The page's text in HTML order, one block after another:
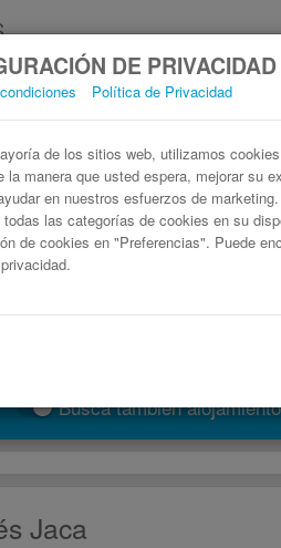
DE PRIVACIDAD
Política de Privacidad
de los sitios web, utilizamos
la manera que usted espera, mejorar su
en nuestros esfuerzos de
todas las categorías de cookies en su
de cookies en "Preferencias". Puede
Busca también
Jaca